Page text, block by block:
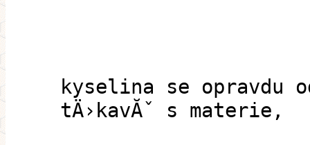
kyselina se opravdu
tÄ›kavĂˇ s materie,